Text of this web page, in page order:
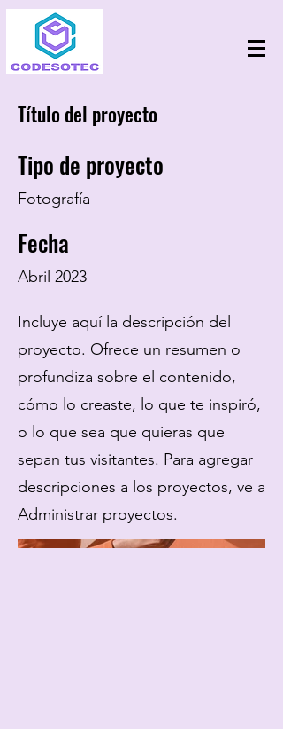
Título del proyecto
Tipo de proyecto
Fotografía
Fecha
Abril 2023
Incluye aquí la descripción del
proyecto. Ofrece un resumen o
profundiza sobre el contenido,
cómo lo creaste, lo que te inspiró,
o lo que sea que quieras que
sepan tus visitantes. Para agregar
descripciones a los proyectos, ve a
Administrar proyectos.